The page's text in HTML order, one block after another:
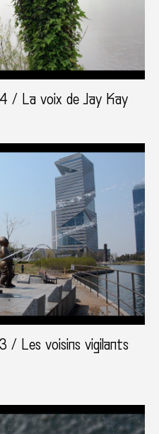
/ La voix de Jay Kay
/ Les voisins vigilants